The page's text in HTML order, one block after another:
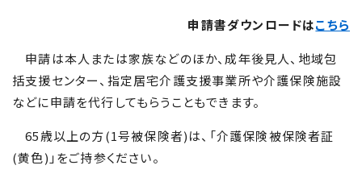
申請書ダウンロードはこちら
申請は本人または家族などのほか、成年後見人、地域包
括支援センター、指定居宅介護支援事業所や介護保険施設
などに申請を代行してもらうこともできます。
65歳以上の方(1号被保険者)は、「介護保険被保険者証
(黄色)」をご持参ください。